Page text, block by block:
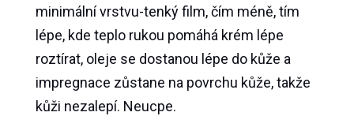
minimální vrstvu-tenký film, čím méně, tím
lépe, kde teplo rukou pomáhá krém lépe
roztírat, oleje se dostanou lépe do kůže a
impregnace zůstane na povrchu kůže, takže
kůži nezalepí. Neucpe.